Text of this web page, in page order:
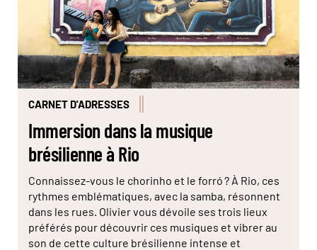
CARNET D'ADRESSES
Immersion dans la musique
brésilienne à Rio
Connaissez-vous le chorinho et le forró ? À Rio, ces
rythmes emblématiques, avec la samba, résonnent
dans les rues. Olivier vous dévoile ses trois lieux
préférés pour découvrir ces musiques et vibrer au
son de cette culture brésilienne intense et